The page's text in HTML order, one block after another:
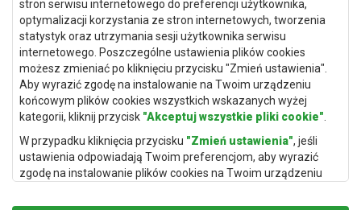
stron serwisu internetowego do preferencji użytkownika,
optymalizacji korzystania ze stron internetowych, tworzenia
statystyk oraz utrzymania sesji użytkownika serwisu
internetowego. Poszczególne ustawienia plików cookies
możesz zmieniać po kliknięciu przycisku "Zmień ustawienia".
Aby wyrazić zgodę na instalowanie na Twoim urządzeniu
końcowym plików cookies wszystkich wskazanych wyżej
kategorii, kliknij przycisk "Akceptuj wszystkie pliki cookie"
W przypadku kliknięcia przycisku "Zmień ustawienia", jeśli
ustawienia odpowiadają Twoim preferencjom, aby wyrazić
zgodę na instalowanie plików cookies na Twoim urządzeniu
"Zapisz i zaakceptuj".
Dywany Łódź
Dywany Katowice
Dywany Rzeszów
Dywany Częstochowa